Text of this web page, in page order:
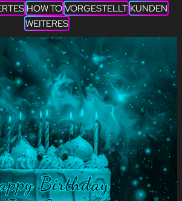
HOW TO VORGESTELLT KUNDEN
WEITERES